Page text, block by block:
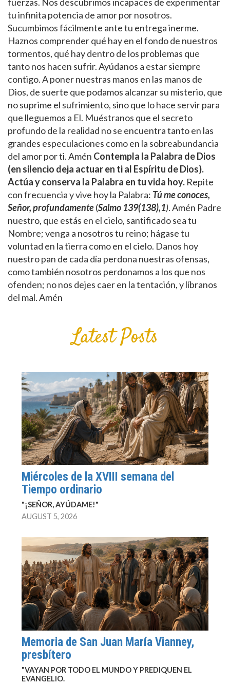
tu infinita potencia de amor por nosotros.
Sucumbimos fácilmente ante tu entrega inerme.
Haznos comprender qué hay en el fondo de nuestros
tormentos, qué hay dentro de los problemas que
tanto nos hacen sufrir. Ayúdanos a estar siempre
contigo. A poner nuestras manos en las manos de
Dios, de suerte que podamos alcanzar su misterio, que
no suprime el sufrimiento, sino que lo hace servir para
que lleguemos a El. Muéstranos que el secreto
profundo de la realidad no se encuentra tanto en las
grandes especulaciones como en la sobreabundancia
del amor por ti. Amén Contempla la Palabra de Dios
(en silencio deja actuar en ti al Espíritu de Dios).
Actúa y conserva la Palabra en tu vida hoy. Repite
con frecuencia y vive hoy la Palabra: Tú me conoces,
Señor, profundamente(Salmo 139(138),1). Amén Padre
nuestro, que estás en el cielo, santificado sea tu
Nombre; venga a nosotros tu reino; hágase tu
voluntad en la tierra como en el cielo. Danos hoy
nuestro pan de cada día perdona nuestras ofensas,
como también nosotros perdonamos a los que nos
ofenden; no nos dejes caer en la tentación, y líbranos
del mal. Amén
Latest Posts
Miércoles de la XVIII semana del
Tiempo ordinario
"¡SEÑOR, AYÚDAME!"
AUGUST 5, 2026
Memoria de San Juan María Vianney,
presbítero
"VAYAN POR TODO EL MUNDO Y PREDIQUEN EL
EVANGELIO.